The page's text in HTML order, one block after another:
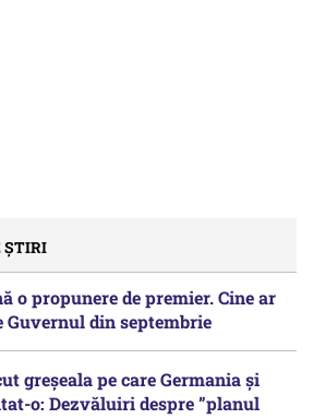
ȘTIRI
o propunere de premier. Cine ar
Guvernul din septembrie
greșeala pe care Germania și
o: Dezvăluiri despre ”planul